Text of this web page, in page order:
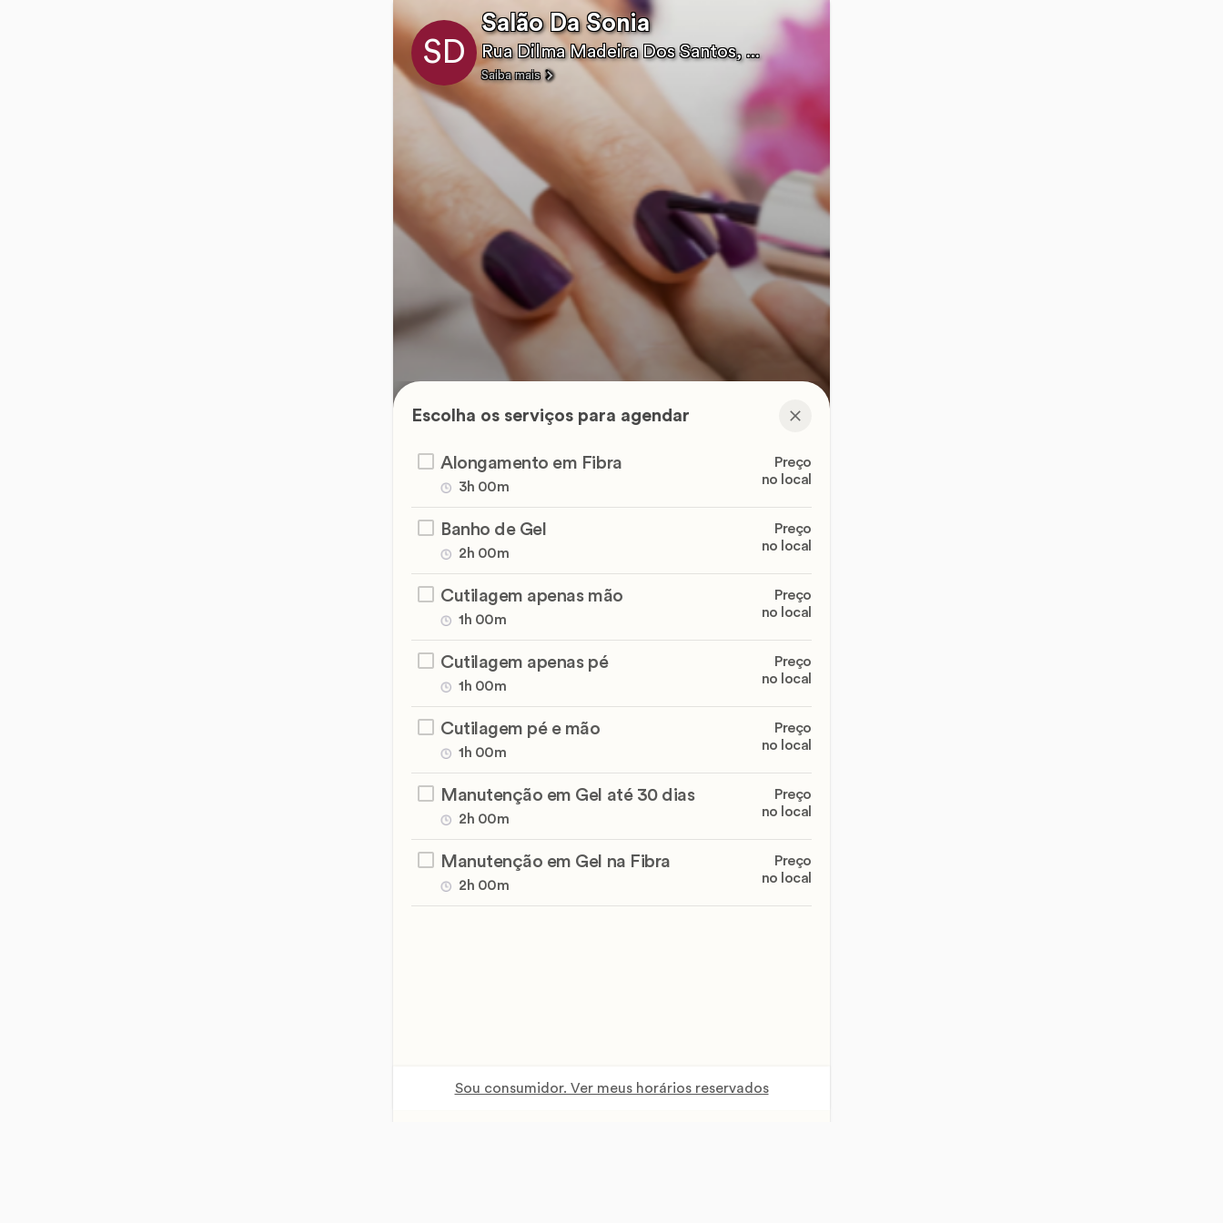
SD
Salão Da Sonia
Rua Dilma Madeira Dos Santos, ...
Saiba mais
Escolha os serviços para agendar
Alongamento em Fibra
3h 00m
Preço
no local
Banho de Gel
2h 00m
Preço
no local
Cutilagem apenas mão
1h 00m
Preço
no local
Cutilagem apenas pé
1h 00m
Preço
no local
Cutilagem pé e mão
1h 00m
Preço
no local
Manutenção em Gel até 30 dias
2h 00m
Preço
no local
Manutenção em Gel na Fibra
2h 00m
Preço
no local
Sou consumidor. Ver meus horários reservados